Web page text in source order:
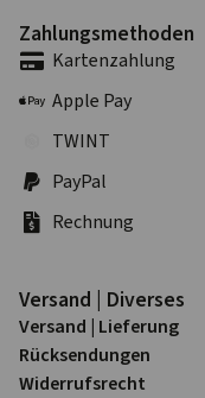
Zahlungs­methoden
Karten­zahlung
Apple Pay
TWINT
PayPal
Rechnung
Versand | Diverses
Versand | Lieferung
Rück­sendungen
Widerrufs­recht